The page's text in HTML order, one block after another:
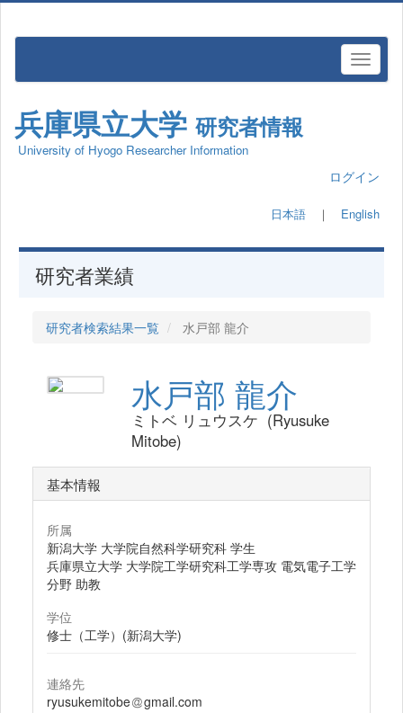
兵庫県立大学 研究者情報
University of Hyogo Researcher Information
ログイン
日本語 ｜ English
研究者業績
研究者検索結果一覧 水戸部 龍介
水戸部 龍介
ミトベ リュウスケ (Ryusuke
Mitobe)
基本情報
所属
新潟大学 大学院自然科学研究科 学生
兵庫県立大学 大学院工学研究科工学専攻 電気電子工学
分野 助教
学位
修士（工学）(新潟大学)
連絡先
ryusukemitobe
gmail.com